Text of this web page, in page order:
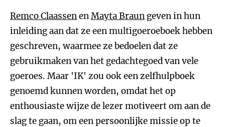
Remco ClaassenenMayta Braun geven in hun
inleiding aan dat ze een multigoeroeboek hebben
geschreven, waarmee ze bedoelen dat ze
gebruikmaken van het gedachtegoed van vele
goeroes. Maar 'IK' zou ook een zelfhulpboek
genoemd kunnen worden, omdat het op
enthousiaste wijze de lezer motiveert om aan de
slag te gaan, om een persoonlijke missie op te